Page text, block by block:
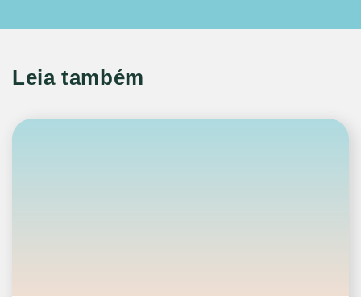
Leia também